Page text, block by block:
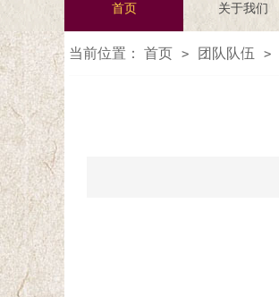
首页 关于我们
当前位置： 首页 > 团队队伍 >